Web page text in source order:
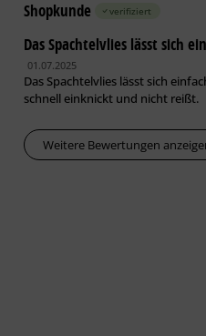
Shopkunde verifiziert
Das Spachtelvlies lässt sich
01.07.2025
Das Spachtelvlies lässt sich
schnell einknickt und nicht reißt.
Weitere Bewertungen